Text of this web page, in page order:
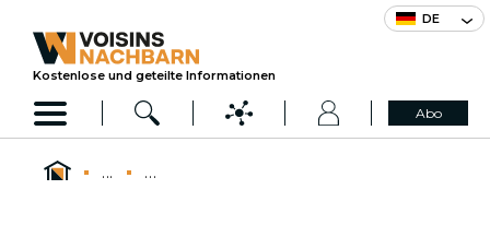
DE
Kostenlose und geteilte Informationen
Abo
... ...